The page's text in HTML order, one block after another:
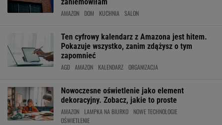
AMAZON DOM KUCHNIA SALON
Ten cyfrowy kalendarz z Amazona jest hitem.
Pokazuje wszystko, zanim zdążysz o tym
zapomnieć
AGD AMAZON KALENDARZ ORGANIZACJA
Nowoczesne oświetlenie jako element
dekoracyjny. Zobacz, jakie to proste
AMAZON LAMPKA NA BIURKO
NOWE TECHNOLOGIE
OŚWIETLENIE